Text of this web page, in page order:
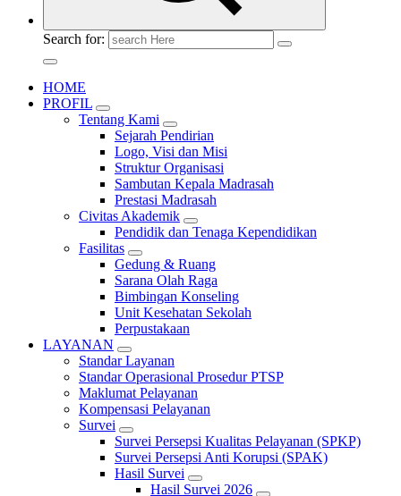
Search for:
HOME
PROFIL
Tentang Kami
Sejarah Pendirian
Logo, Visi dan Misi
Struktur Organisasi
Sambutan Kepala Madrasah
Prestasi Madrasah
Civitas Akademik
Pendidik dan Tenaga Kependidikan
Fasilitas
Gedung & Ruang
Sarana Olah Raga
Bimbingan Konseling
Unit Kesehatan Sekolah
Perpustakaan
LAYANAN
Standar Layanan
Standar Operasional Prosedur PTSP
Maklumat Pelayanan
Kompensasi Pelayanan
Survei
Survei Persepsi Kualitas Pelayanan (SPKP)
Survei Persepsi Anti Korupsi (SPAK)
Hasil Survei
Hasil Survei 2026